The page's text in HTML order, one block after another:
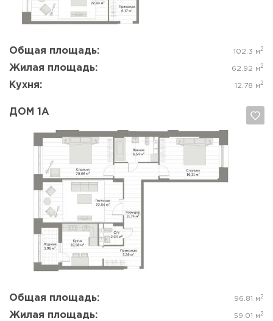
Общая площадь: 102.3 м 2
Жилая площадь: 62.92 м 2
Кухня: 12.78 м 2
ДОМ 1А
Общая площадь: 96.81 м 2
Жилая площадь: 59.01 м 2
Да, удалить